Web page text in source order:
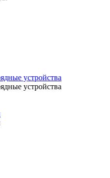
устройства
устройства